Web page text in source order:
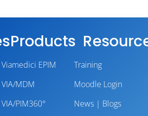
Products
Viamedici EPIM
VIA/MDM
VIA/PIM360°
Training
Moodle Login
News | Blogs